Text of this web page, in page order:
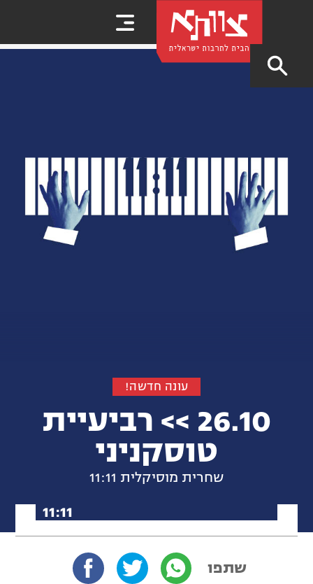
עונה חדשה!
26.10 >> רביעיית
טוסקניני
שחרית מוסיקלית 11:11
1:11
שתפו